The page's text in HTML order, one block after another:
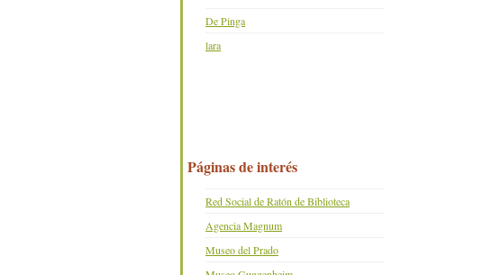
De Pinga
lara
Páginas de interés
Red Social de Ratón de Biblioteca
Agencia Magnum
Museo del Prado